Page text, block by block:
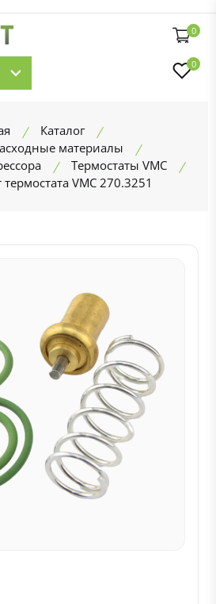
0
0
Каталог
материалы
Термостаты VMC
VMC 270.3251